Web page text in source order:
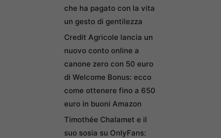
che ha pagato con la vita
un gesto di gentilezza
Credit Agricole lancia un
nuovo conto online a
canone zero con 50 euro
di Welcome Bonus: ecco
come ottenere fino a 650
euro in buoni Amazon
Timothée Chalamet e il
suo sosia su OnlyFans: